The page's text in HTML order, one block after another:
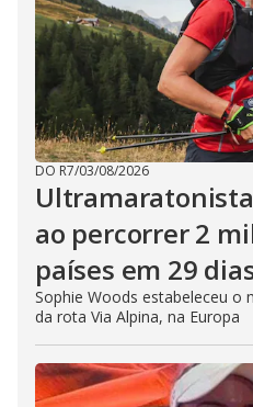
DO R7/03/08/2026
ao percorrer 2
países em 29
Sophie Woods estabeleceu o
da rota Via Alpina, na Europa